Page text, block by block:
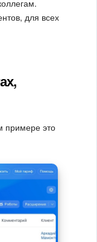
для всех
примере это